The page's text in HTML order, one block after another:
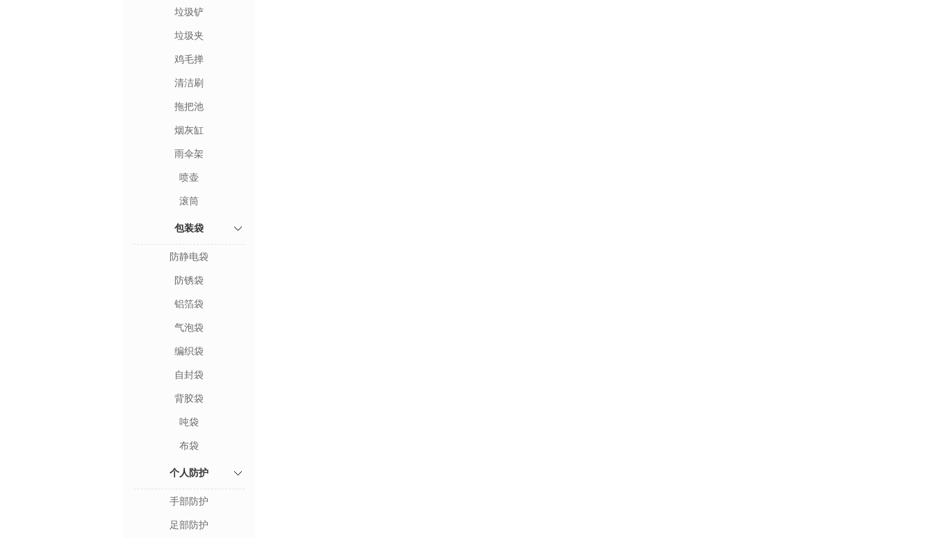
垃圾铲
垃圾夹
鸡毛掸
清洁刷
拖把池
烟灰缸
雨伞架
喷壶
滚筒
包装袋
防静电袋
防锈袋
铝箔袋
气泡袋
编织袋
自封袋
背胶袋
吨袋
布袋
个人防护
手部防护
足部防护